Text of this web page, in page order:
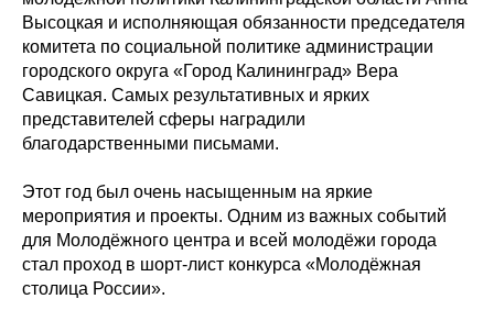
Высоцкая и исполняющая обязанности председателя
комитета по социальной политике администрации
городского округа «Город Калининград» Вера
Савицкая. Самых результативных и ярких
представителей сферы наградили
благодарственными письмами.
Этот год был очень насыщенным на яркие
мероприятия и проекты. Одним из важных событий
для Молодёжного центра и всей молодёжи города
стал проход в шорт-лист конкурса «Молодёжная
столица России».